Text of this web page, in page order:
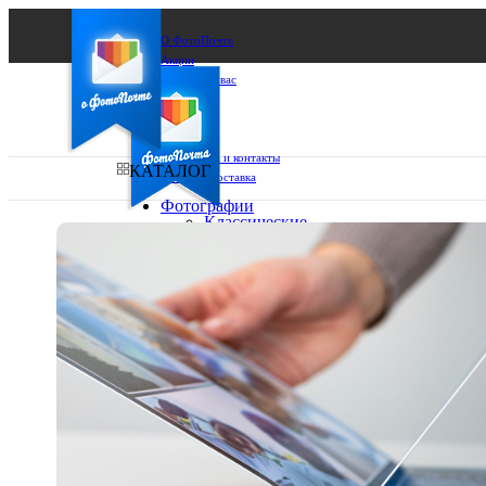
О ФотоПочте
Акции
Сделаем за вас
Бизнесу
FAQ
Франшиза
Поддержка и контакты
Оплата и доставка
Ваш регион доставки
Выберите из списка:
КАТАЛОГ
Фотографии
Классические
10х10
10х15
13х18
15х15
15х20
20х20
20х30
30х30
30х40
А4
Фото